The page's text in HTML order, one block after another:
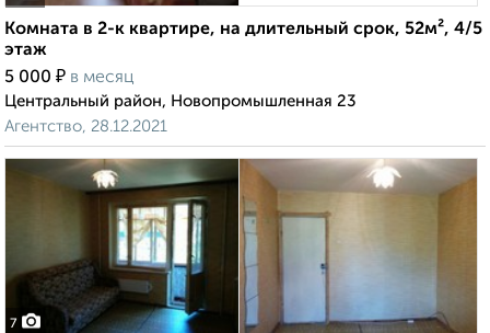
Комната в 2-к квартире, на длительный срок, 52м², 4/5
этаж
5 000 ₽ в месяц
Центральный район, Новопромышленная 23
Агентство, 28.12.2021
7